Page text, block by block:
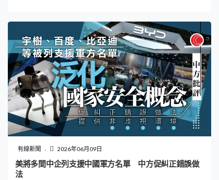
8人送院治理，包括一名男嬰，有顧客稱現場有異味，警方
正調查原因。
有線新聞 2026年06月09日
美將多間中企列支援中國軍方名單 中方促糾正錯誤做
法